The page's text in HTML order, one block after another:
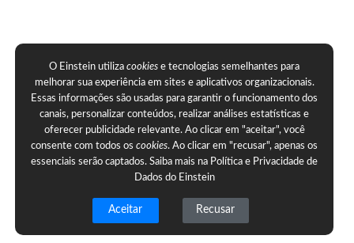
O Einstein utilizacookies e tecnologias semelhantes para
melhorar sua experiência em sites e aplicativos organizacionais.
Essas informações são usadas para garantir o funcionamento dos
canais, personalizar conteúdos, realizar análises estatísticas e
oferecer publicidade relevante. Ao clicar em "aceitar", você
consente com todos oscookies. Ao clicar em "recusar", apenas os
essenciais serão captados. Saiba mais na Política e Privacidade de
Dados do Einstein
Aceitar Recusar